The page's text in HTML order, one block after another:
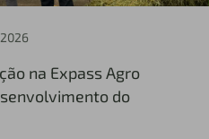
na Expass Agro
do